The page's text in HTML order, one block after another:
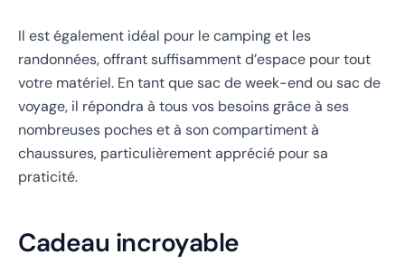
Il est également idéal pour le camping et les
randonnées, offrant suffisamment d’espace pour tout
votre matériel. En tant que sac de week-end ou sac de
voyage, il répondra à tous vos besoins grâce à ses
nombreuses poches et à son compartiment à
chaussures, particulièrement apprécié pour sa
praticité.
Cadeau incroyable